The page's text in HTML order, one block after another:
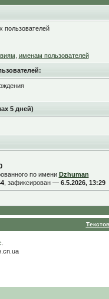
пользователей
именам пользователей
5 дней)
по имени Dzhuman
, зафиксирован — 6.5.2026, 13:29